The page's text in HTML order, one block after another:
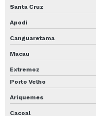
Santa Cruz
Apodi
Canguaretama
Macau
Extremoz
Porto Velho
Ariquemes
Cacoal